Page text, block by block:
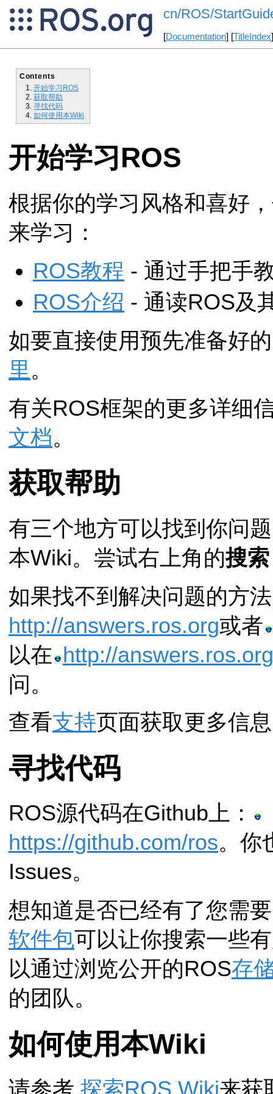
cn/ROS/
[Documentation] [TitleIndex
Contents
开始学习ROS
获取帮助
寻找代码
如何使用本Wiki
开始学习ROS
根据你的学习风格和喜好
来学习：
ROS教程 - 通过手把手
ROS介绍 - 通读ROS及
如要直接使用预先准备好
里。
有关ROS框架的更多详细
文档。
获取帮助
有三个地方可以找到你问
本Wiki。尝试右上角的搜
如果找不到解决问题的方
http://answers.ros.org或者
以在 http://
问。
查看支持页面获取更多信
寻找代码
ROS源代码在Github上：
https://github.com/ros。你
Issues。
想知道是否已经有了您需
软件包可以让你搜索一些
以通过浏览公开的ROS存
的团队。
如何使用本Wiki